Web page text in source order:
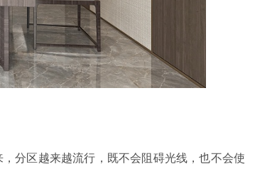
分区越来越流行，既不会阻碍光线，也不会使